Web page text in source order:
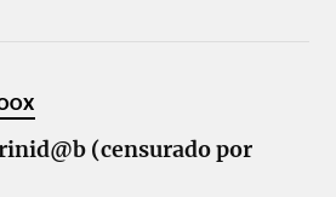
(censurado por